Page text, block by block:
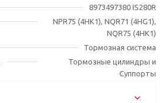
8973497380 IS280R
NPR75 (4HK1), NQR71 (4HG1),
NQR75 (4HK1)
Тормозная система
Тормозные цилиндры и
Суппорты